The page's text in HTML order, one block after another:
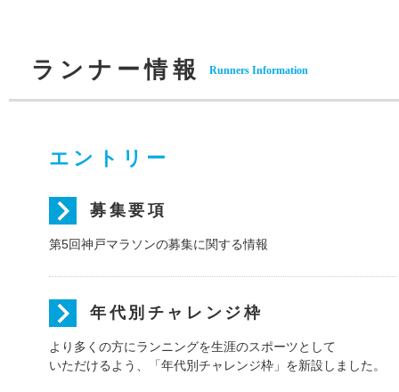
ランナー情報 Runners Information
エントリー
募集要項
第5回神戸マラソンの募集に関する情報
年代別チャレンジ枠
より多くの方にランニングを生涯のスポーツとして
いただけるよう、「年代別チャレンジ枠」を新設しました。